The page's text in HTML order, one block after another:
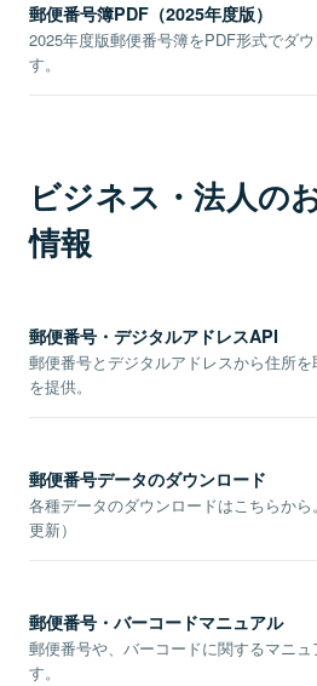
郵便番号簿PDF（2025年度版）
2025年度版郵便番号簿をPDF形式でダ
す。
ビジネス・法人の
情報
郵便番号・デジタルアドレスAPI
郵便番号とデジタルアドレスから住所
を提供。
郵便番号データのダウンロード
各種データのダウンロードはこちらから
更新）
郵便番号・バーコードマニュアル
郵便番号や、バーコードに関するマニュ
す。